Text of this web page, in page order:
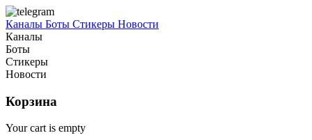
Каналы Боты Стикеры Новости
Каналы
Боты
Стикеры
Новости
Корзина
Your cart is empty